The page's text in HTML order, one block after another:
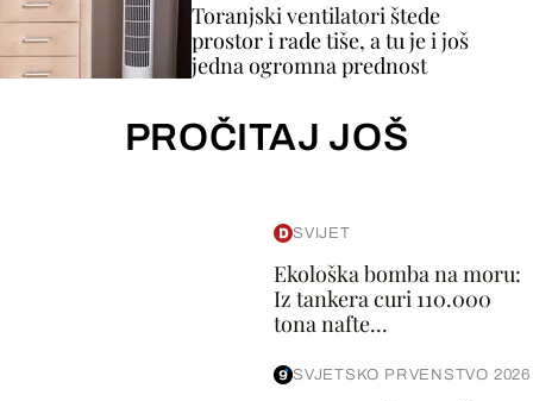
Toranjski ventilatori štede
prostor i rade tiše, a tu je i još
jedna ogromna prednost
PROČITAJ JOŠ
SVIJET
Ekološka bomba na moru:
Iz tankera curi 110.000
tona nafte...
SVJETSKO PRVENSTVO 2026